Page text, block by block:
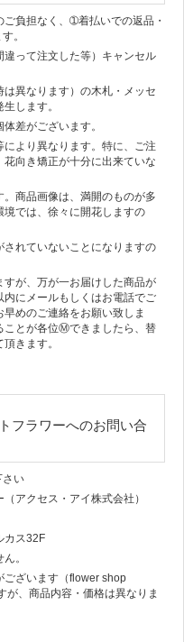
負担なく、➀着払いでの返品・
。
って注文した等）キャンセル
異なります）の木札・メッセ
します。
差がございます。
より異なります。特に、ご注
向き矯正が十分に出来ていな
商品画像は、満開のものが多
では、徐々に開花しますの
れていないことになりますの
が、万が一お届けした商品が
にメールもしくはお電話でご
めのご連絡をお願い致しま
ことが各位Ⓜできましたら、替
きます。
フラワーへのお問い合
さい
アクセス・アイ株式会社）
カス32F
。
ございます（flower shop
が、商品内容・価格は異なりま